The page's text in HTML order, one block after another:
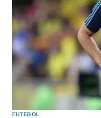
FUTEBOL